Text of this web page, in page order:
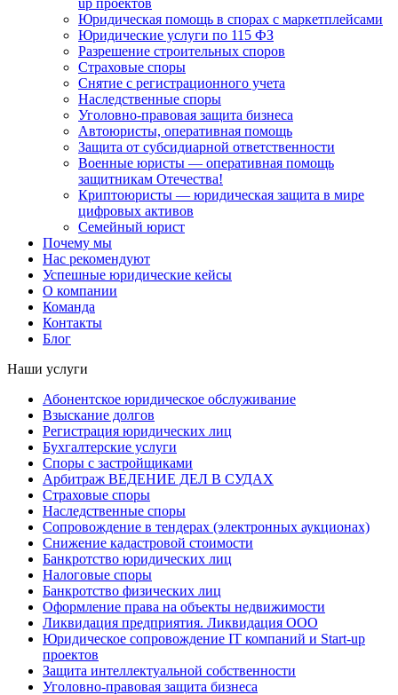
up проектов
Юридическая помощь в спорах с маркетплейсами
Юридические услуги по 115 ФЗ
Разрешение строительных споров
Страховые споры
Снятие с регистрационного учета
Наследственные споры
Уголовно-правовая защита бизнеса
Автоюристы, оперативная помощь
Защита от субсидиарной ответственности
Военные юристы — оперативная помощь
защитникам Отечества!
Криптоюристы — юридическая защита в мире
цифровых активов
Семейный юрист
Почему мы
Нас рекомендуют
Успешные юридические кейсы
О компании
Команда
Контакты
Блог
Наши услуги
Абонентское юридическое обслуживание
Взыскание долгов
Регистрация юридических лиц
Бухгалтерские услуги
Споры с застройщиками
Арбитраж ВЕДЕНИЕ ДЕЛ В СУДАХ
Страховые споры
Наследственные споры
Сопровождение в тендерах (электронных аукционах)
Снижение кадастровой стоимости
Банкротство юридических лиц
Налоговые споры
Банкротство физических лиц
Оформление права на объекты недвижимости
Ликвидация предприятия. Ликвидация ООО
Юридическое сопровождение IT компаний и Start-up
проектов
Защита интеллектуальной собственности
Уголовно-правовая защита бизнеса